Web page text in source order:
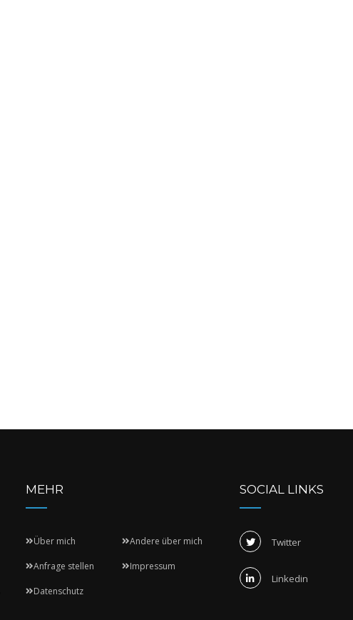
MEHR
Über mich Andere über mich
Anfrage stellen Impressum
Datenschutz
SOCIAL LINKS
Twitter
Linkedin